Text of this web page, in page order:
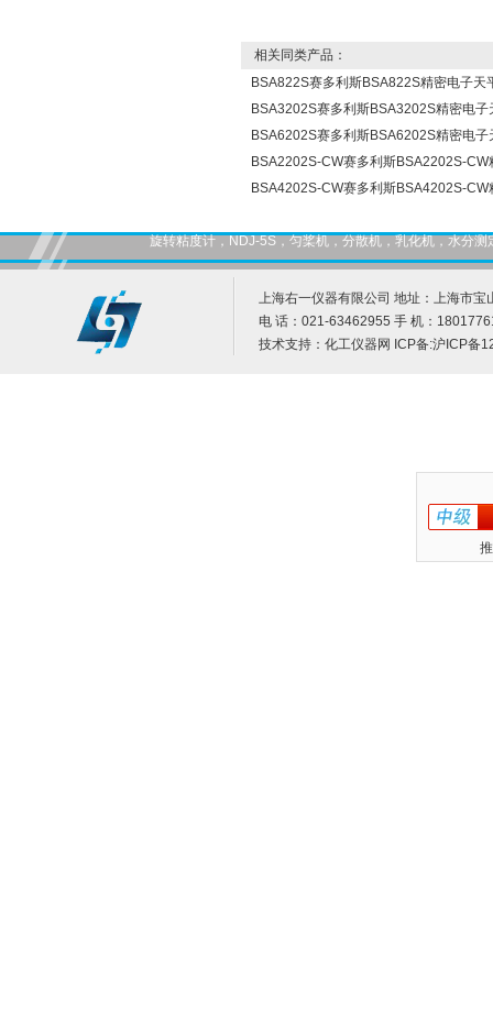
相关同类产品：
BSA822S赛多利斯BSA822S精密电子天
BSA3202S赛多利斯BSA3202S精密电子
BSA6202S赛多利斯BSA6202S精密电子
BSA2202S-CW赛多利斯BSA2202S-CW
BSA4202S-CW赛多利斯BSA4202S-CW
旋转粘度计，NDJ-5S，匀桨机，分散机，乳化机，水分
上海右一仪器有限公司 地址：上海市宝
电 话：021-63462955 手 机：
技术支持： 化工仪器网 ICP备:沪ICP备